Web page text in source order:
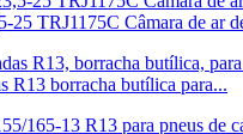
25 TRJ1175C Câmara de ar
R13 borracha butílica para...